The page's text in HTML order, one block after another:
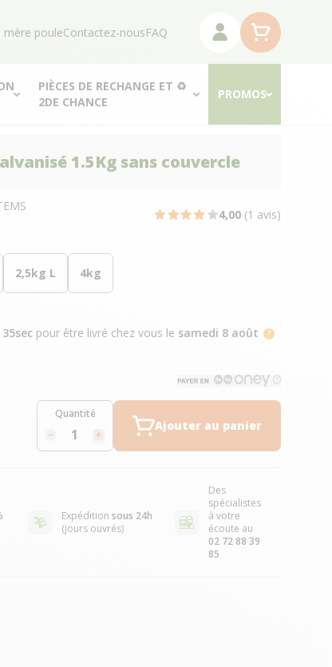
mère pouleContactez-nousFAQ
PIÈCES DE RECHANGE ET ♻
2DE CHANCE
PROMOS
1.5Kg sans couvercle
4,00 (1 avis)
2,5kg L 4kg
pour être livré chez vous le samedi 8 août
Quantité
Ajouter au panier
Expédition sous 24h
(jours ouvrés)
Des
spécialistes
à votre
écoute au
02 72 88 39
85